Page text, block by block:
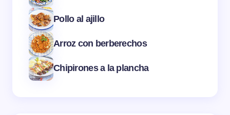
Pollo al ajillo
Arroz con berberechos
Chipirones a la plancha